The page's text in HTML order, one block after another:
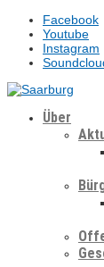
Facebook
Youtube
Instagram
Über